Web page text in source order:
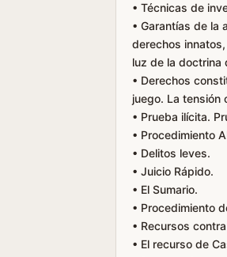
• Técnicas de
• Garantías de la
derechos
luz de la doctrina
• Derechos
juego. La tensión
• Prueba ilícita.
• Procedimiento
• Delitos leves.
• Juicio Rápido.
• El Sumario.
• Procedimiento
• Recursos
• El recurso de